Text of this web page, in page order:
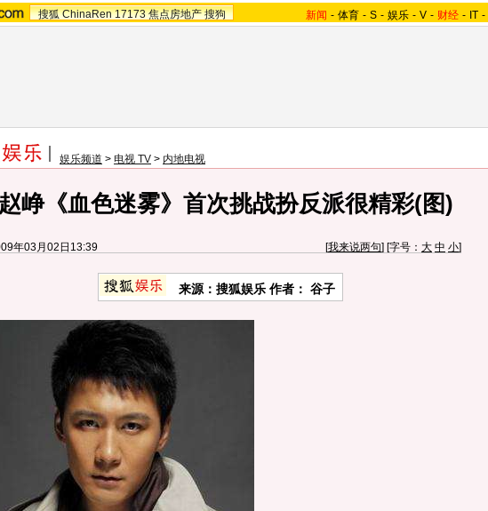
搜狐 ChinaRen 17173 焦点房地产 搜狗 新闻 - 体育 - S - 娱乐 - V - 财经 - IT -
娱乐频道 > 电视 TV > 内地电视
赵峥《血色迷雾》首次挑战扮反派很精彩(图)
年03月02日13:39 [我来说两句] [字号： 大 中 小]
来源：搜狐娱乐 作者： 谷子